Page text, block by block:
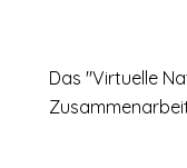
Das "Virtuelle